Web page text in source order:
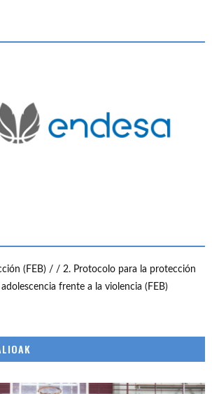
(FEB) / / 2. Protocolo para la protección
frente a la violencia (FEB)